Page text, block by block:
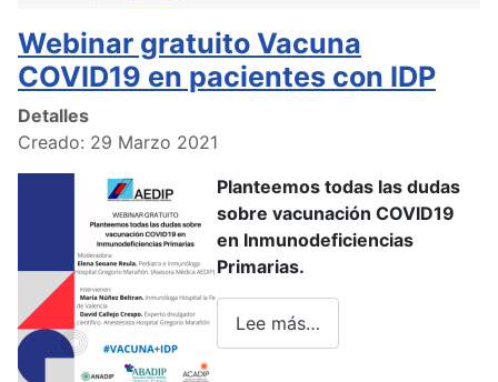
Webinar gratuito Vacuna
COVID19 en pacientes con IDP
Detalles
Creado: 29 Marzo 2021
Planteemos todas las dudas
sobre vacunación COVID19
en Inmunodeficiencias
Primarias.
Lee más…